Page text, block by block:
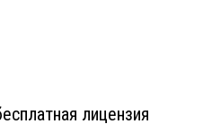
лицензия